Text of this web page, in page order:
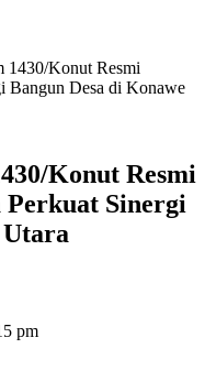
Konut Resmi
Bangun Desa di Konawe
Konut Resmi
Sinergi
Utara
pm